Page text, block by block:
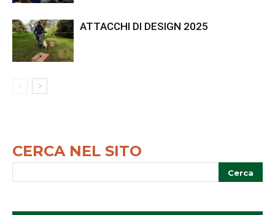
ATTACCHI DI DESIGN 2025
CERCA NEL SITO